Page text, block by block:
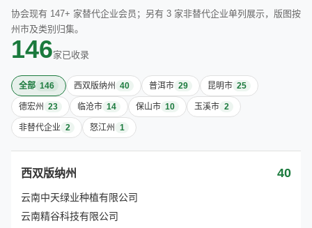
协会现有 147+ 家替代企业会员；另有 3 家非替代企业单列展示，版图按
州市及类别归集。
146家已收录
全部 146 西双版纳州 40 普洱市 29 昆明市 25
德宏州 23 临沧市 14 保山市 10 玉溪市 2
非替代企业 2 怒江州 1
西双版纳州 40
云南中天绿业种植有限公司
云南精谷科技有限公司